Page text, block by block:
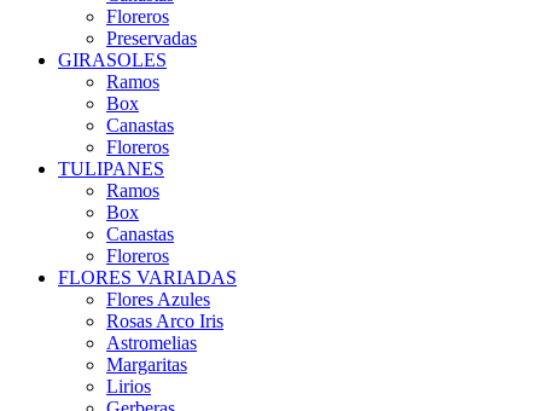
Floreros
Preservadas
GIRASOLES
Ramos
Box
Canastas
Floreros
TULIPANES
Ramos
Box
Canastas
Floreros
FLORES VARIADAS
Flores Azules
Rosas Arco Iris
Astromelias
Margaritas
Lirios